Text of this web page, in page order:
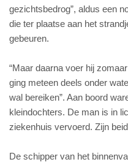
gezichtsbedrog”, aldus een
die ter plaatse aan het
gebeuren.
“Maar daarna voer hij
ging meteen deels onder
wal bereiken”. Aan boord
kleindochters. De man is in
ziekenhuis vervoerd. Zijn
De schipper van het